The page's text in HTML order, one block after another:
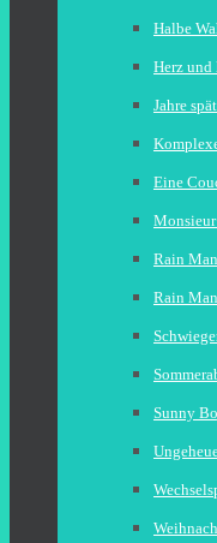
Halbe
Herz und
Jahre
Eine
Rain
Rain Man
Sunny